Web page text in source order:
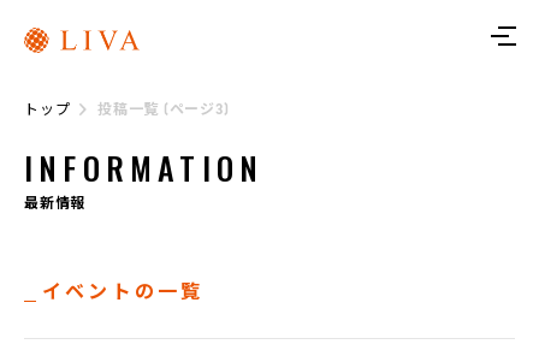
ト
ッ
に
つ
い
サ
ビ
トップ 投稿一覧 (ページ3)
INFORMATION
最新情報
イベントの一覧